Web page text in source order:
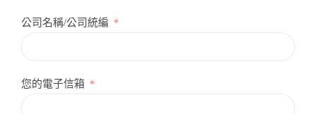
公司名稱/公司統編
您的電子信箱